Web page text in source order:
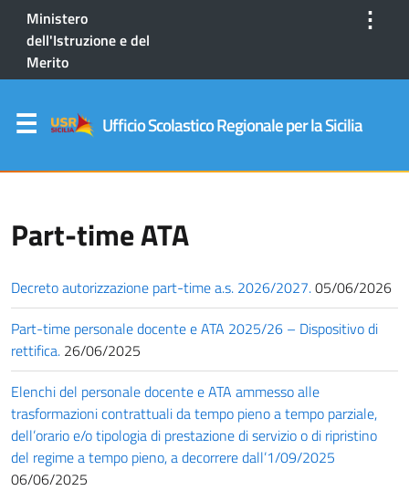
Ministero
dell'Istruzione e del
Merito
⋮
Ufficio Scolastico Regionale per la Sicilia
Part-time ATA
Decreto autorizzazione part-time a.s. 2026/2027.05/06/2026
Part-time personale docente e ATA 2025/26 – Dispositivo di
rettifica. 26/06/2025
Elenchi del personale docente e ATA ammesso alle
trasformazioni contrattuali da tempo pieno a tempo parziale,
dell’orario e/o tipologia di prestazione di servizio o di ripristino
del regime a tempo pieno, a decorrere dall’1/09/2025
06/06/2025